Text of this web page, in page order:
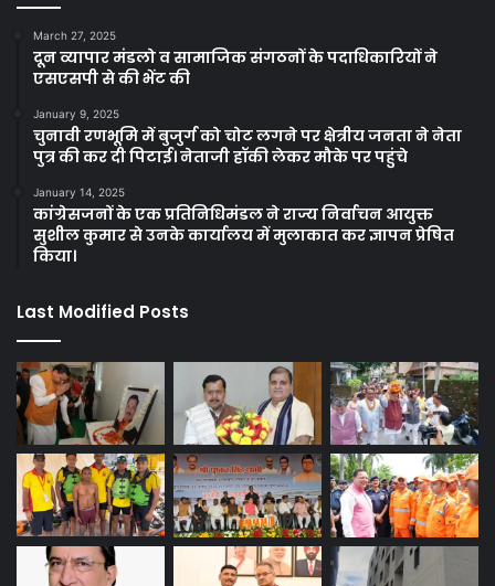
March 27, 2025
दून व्यापार मंडलो व सामाजिक संगठनों के पदाधिकारियों ने
एसएसपी से की भेंट की
January 9, 2025
चुनावी रणभूमि में बुजुर्ग को चोट लगने पर क्षेत्रीय जनता ने नेता
पुत्र की कर दी पिटाई। नेताजी हॉकी लेकर मौके पर पहुंचे
January 14, 2025
कांग्रेसजनों के एक प्रतिनिधिमंडल ने राज्य निर्वाचन आयुक्त
सुशील कुमार से उनके कार्यालय में मुलाकात कर ज्ञापन प्रेषित
किया।
Last Modified Posts